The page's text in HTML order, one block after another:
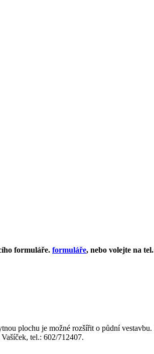
formuláře. formuláře, nebo volejte na
plochu je možné rozšířit o půdní vestavbu.
tel.: 602/712407.